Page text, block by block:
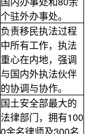
个驻外办事处。
负责移民执法过程
中所有工作，执法
重心在内地，强调
与国内外执法伙伴
的协调与协作。
国土安全部最大的
法律部门，拥有100
0余名律师及300名